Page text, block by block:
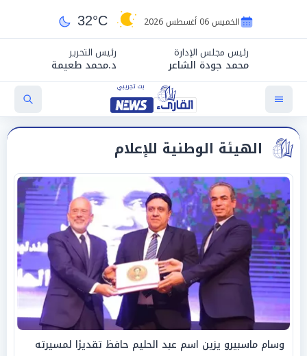
الخميس 06 أغسطس 2026 32°C
رئيس مجلس الإدارة
محمد جودة الشاعر
رئيس التحرير
د.محمد طعيمة
الهيئة الوطنية للإعلام
وسام ماسبيرو يزين اسم عبد الحليم حافظ تقديرًا لمسيرته